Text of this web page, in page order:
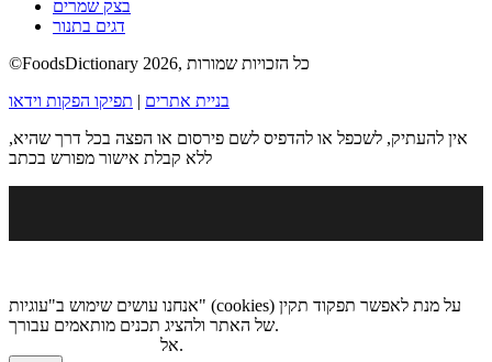
בצק שמרים
דגים בתנור
©FoodsDictionary 2026, כל הזכויות שמורות
בניית אתרים | תפיקו הפקות וידאו
אין להעתיק, לשכפל או להדפיס לשם פירסום או הפצה בכל דרך שהיא,
ללא קבלת אישור מפורש בכתב
אנחנו עושים שימוש ב"עוגיות" (cookies) על מנת לאפשר תפקוד תקין
של האתר ולהציג תכנים מותאמים עבורך.
אל.